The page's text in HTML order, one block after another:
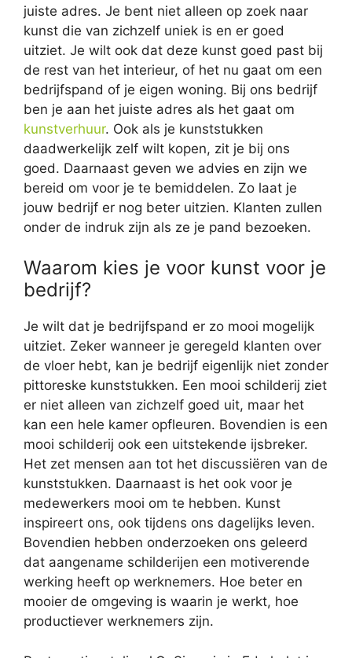
juiste adres. Je bent niet alleen op zoek naar
kunst die van zichzelf uniek is en er goed
uitziet. Je wilt ook dat deze kunst goed past bij
de rest van het interieur, of het nu gaat om een
bedrijfspand of je eigen woning. Bij ons bedrijf
ben je aan het juiste adres als het gaat om
kunstverhuur. Ook als je kunststukken
daadwerkelijk zelf wilt kopen, zit je bij ons
goed. Daarnaast geven we advies en zijn we
bereid om voor je te bemiddelen. Zo laat je
jouw bedrijf er nog beter uitzien. Klanten zullen
onder de indruk zijn als ze je pand bezoeken.
Waarom kies je voor kunst voor je
bedrijf?
Je wilt dat je bedrijfspand er zo mooi mogelijk
uitziet. Zeker wanneer je geregeld klanten over
de vloer hebt, kan je bedrijf eigenlijk niet zonder
pittoreske kunststukken. Een mooi schilderij ziet
er niet alleen van zichzelf goed uit, maar het
kan een hele kamer opfleuren. Bovendien is een
mooi schilderij ook een uitstekende ijsbreker.
Het zet mensen aan tot het discussiëren van de
kunststukken. Daarnaast is het ook voor je
medewerkers mooi om te hebben. Kunst
inspireert ons, ook tijdens ons dagelijks leven.
Bovendien hebben onderzoeken ons geleerd
dat aangename schilderijen een motiverende
werking heeft op werknemers. Hoe beter en
mooier de omgeving is waarin je werkt, hoe
productiever werknemers zijn.